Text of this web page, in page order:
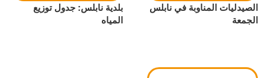
الصيدليات المناوبة في نابلس
الجمعة
بلدية نابلس: جدول توزيع
المياه